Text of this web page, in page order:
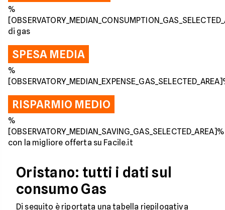
%
di gas
SPESA MEDIA
%
RISPARMIO MEDIO
%
[OBSERVATORY_MEDIAN_SAVING_GAS_SELECTED_AREA]%
con la migliore offerta su Facile.it
Oristano: tutti i dati sul
consumo Gas
Di seguito è riportata una tabella riepilogativa